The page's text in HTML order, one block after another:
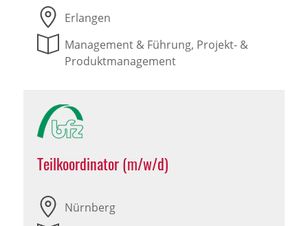
Erlangen
Management & Führung, Projekt- &
Produktmanagement
Teilkoordinator (m/w/d)
Nürnberg